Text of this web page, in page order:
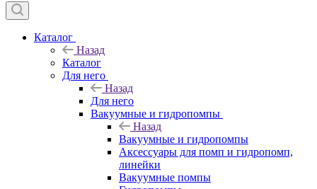
Каталог
Назад
Каталог
Для него
Назад
Для него
Вакуумные и гидропомпы
Назад
Вакуумные и гидропомпы
Аксессуары для помп и гидропомп,
линейки
Вакуумные помпы